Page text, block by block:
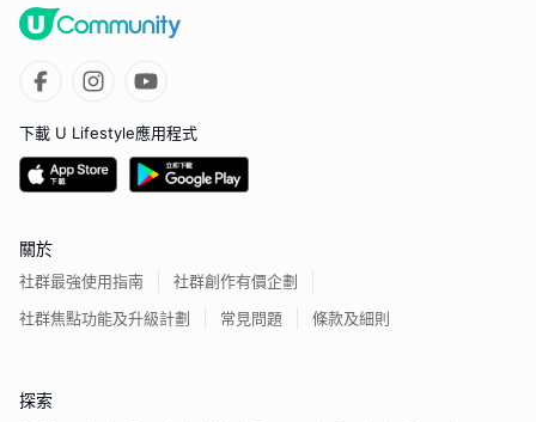
下載 U Lifestyle應用程式
關於
社群最強使用指南
社群創作有價企劃
社群焦點功能及升級計劃
常見問題 條款及細則
探索